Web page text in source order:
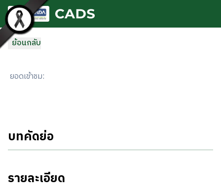
ข้ามไปยังเนื้อหาหลัก
ย้อนกลับ
ยอดเข้าชม:
บทคัดย่อ
รายละเอียด